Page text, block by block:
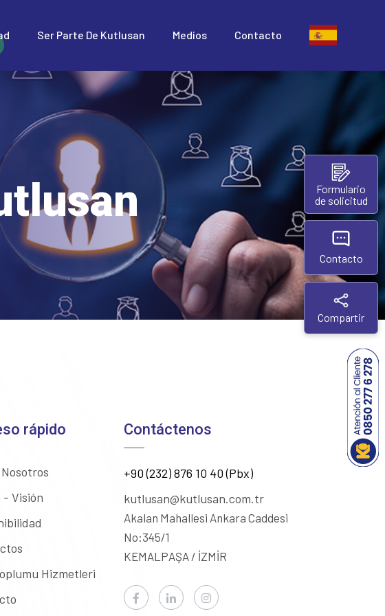
Ser Parte De Kutlusan Medios Contacto
rápido
- Visión
Hizmetleri
Contáctenos
+90 (232) 876 10 40 (Pbx)
kutlusan@kutlusan.com.tr
Akalan Mahallesi Ankara Caddesi
No:345/1
KEMALPAŞA / İZMİR
Formulario
de solicitud
Contacto
Compartir